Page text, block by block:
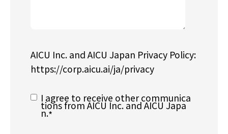
AICU Inc. and AICU Japan Privacy Policy:
https://corp.aicu.ai/ja/privacy
I agree to receive other communica
tions from AICU Inc. and AICU Japa
n.*